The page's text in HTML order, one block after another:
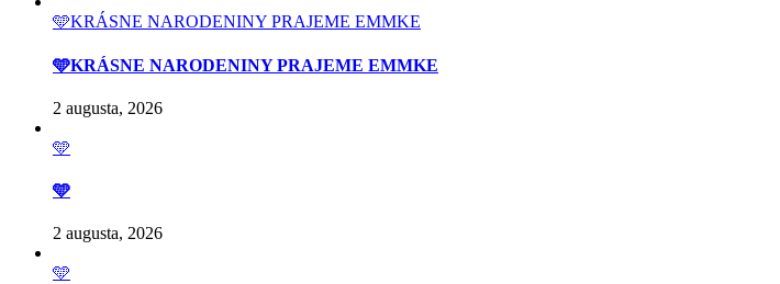
🩵KRÁSNE NARODENINY PRAJEME EMMKE
🩵KRÁSNE NARODENINY PRAJEME EMMKE
2 augusta, 2026
🩵
🩵
2 augusta, 2026
🩵